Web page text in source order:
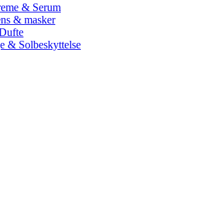
& Serum
& masker
& Solbeskyttelse